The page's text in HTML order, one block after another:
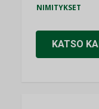
NIMITYKSET
KATSO